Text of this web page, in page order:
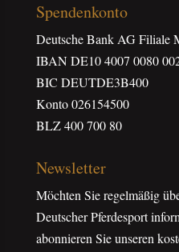
Spendenkonto
Deutsche Bank AG Filiale
IBAN DE10 4007 0080
BIC DEUTDE3B400
Konto 026154500
BLZ 400 700 80
Newsletter
Möchten Sie regelmäßig
Deutscher Pferdesport
abonnieren Sie unseren